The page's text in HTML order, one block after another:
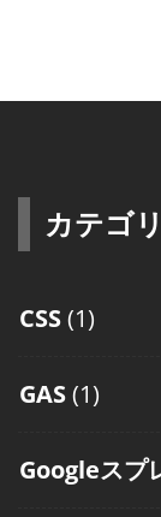
カテゴ
CSS(1)
GAS(1)
Googleスプ